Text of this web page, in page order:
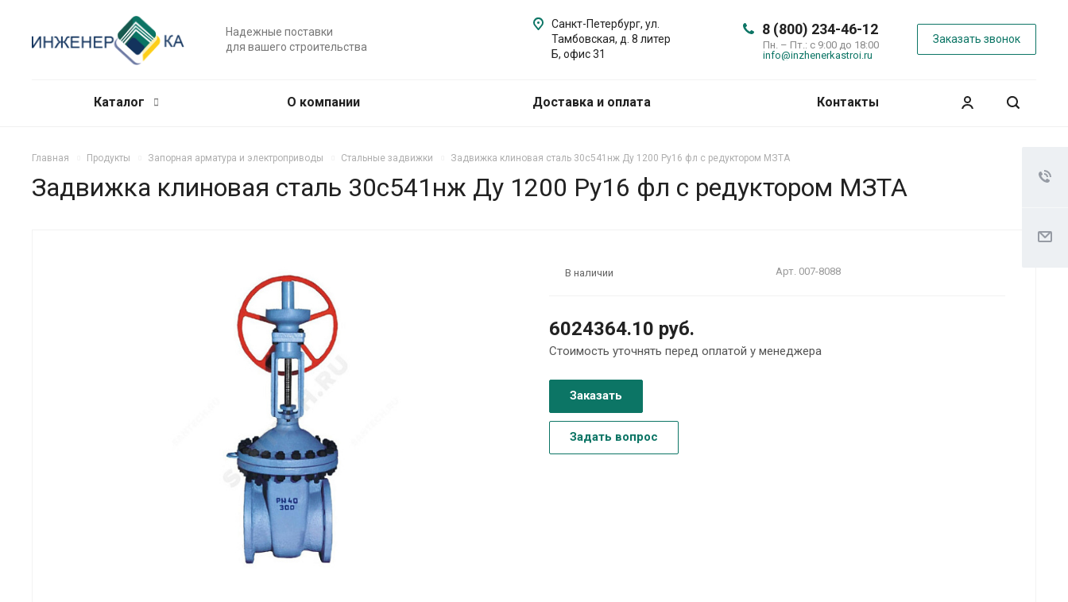
Надежные поставки
для вашего строительства
8 (800) 234-46-12
Пн. – Пт.: с 9:00 до 18:00
info@inzhenerkastroi.ru
Заказать звонок
Санкт-Петербург, ул.
Тамбовская, д. 8 литер
Б, офис 31
Каталог О компании Доставка и оплата Контакты
Главная Продукты Запорная арматура и электроприводы Стальные задвижки Задвижка клиновая сталь 30с541нж Ду 1200 Ру16 фл с редуктором МЗТА
Задвижка клиновая сталь 30с541нж Ду 1200 Ру16 фл с редуктором МЗТА
В наличии Арт. 007-8088
6024364.10 руб.
Стоимость уточнять перед оплатой у менеджера
Заказать
Задать вопрос